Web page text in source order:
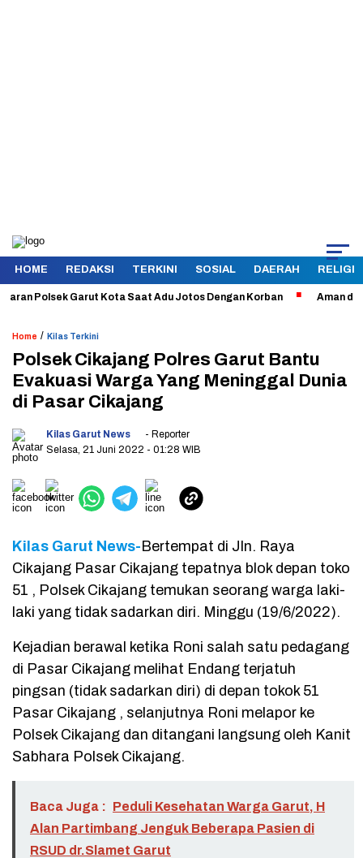
HOME REDAKSI TERKINI SOSIAL DAERAH RELIGI
Garut Kota Saat Adu Jotos Dengan Korban Aman dan
Home / Kilas Terkini
Polsek Cikajang Polres Garut Bantu
Evakuasi Warga Yang Meninggal Dunia
di Pasar Cikajang
Kilas Garut News
- Reporter
Selasa, 21 Juni 2022 - 01:28 WIB
Kilas Garut News- Bertempat di Jln. Raya
Cikajang Pasar Cikajang tepatnya blok depan toko
51 , Polsek Cikajang temukan seorang warga laki-
laki yang tidak sadarkan diri. Minggu (19/6/2022).
Kejadian berawal ketika Roni salah satu pedagang
di Pasar Cikajang melihat Endang terjatuh
pingsan (tidak sadarkan diri) di depan tokok 51
Pasar Cikajang , selanjutnya Roni melapor ke
Polsek Cikajang dan ditangani langsung oleh Kanit
Sabhara Polsek Cikajang.
Baca Juga : Peduli Kesehatan Warga Garut, H
Alan Partimbang Jenguk Beberapa Pasien di
RSUD dr.Slamet Garut